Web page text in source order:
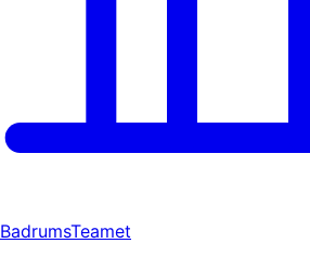
BadrumsTeamet